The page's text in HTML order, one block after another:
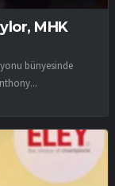
MHK
bünyesinde